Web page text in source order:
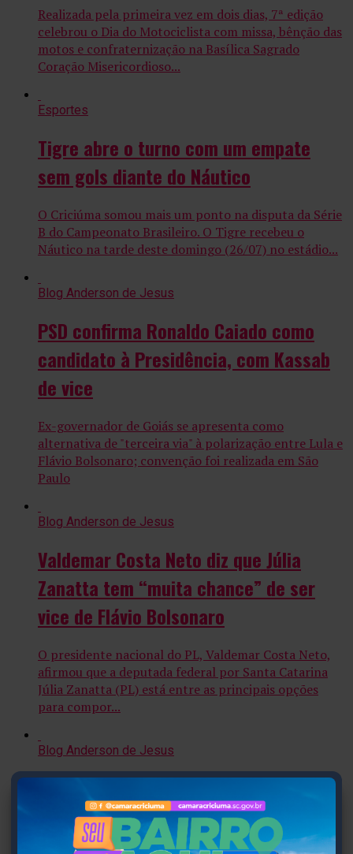
Realizada pela primeira vez em dois dias, 7ª edição
celebrou o Dia do Motociclista com missa, bênção das
motos e confraternização na Basílica Sagrado
Coração Misericordioso...
Esportes
Tigre abre o turno com um empate
sem gols diante do Náutico
O Criciúma somou mais um ponto na disputa da Série
B do Campeonato Brasileiro. O Tigre recebeu o
Náutico na tarde deste domingo (26/07) no estádio...
Blog Anderson de Jesus
PSD confirma Ronaldo Caiado como
candidato à Presidência, com Kassab
de vice
Ex-governador de Goiás se apresenta como
alternativa de "terceira via" à polarização entre Lula e
Flávio Bolsonaro; convenção foi realizada em São
Paulo
Blog Anderson de Jesus
Valdemar Costa Neto diz que Júlia
Zanatta tem “muita chance” de ser
vice de Flávio Bolsonaro
O presidente nacional do PL, Valdemar Costa Neto,
afirmou que a deputada federal por Santa Catarina
Júlia Zanatta (PL) está entre as principais opções
para compor...
Blog Anderson de Jesus
Bolsonaro à Presidência da República